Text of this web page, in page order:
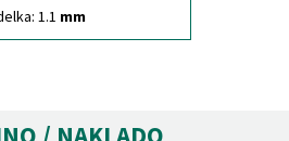
1.1 mm